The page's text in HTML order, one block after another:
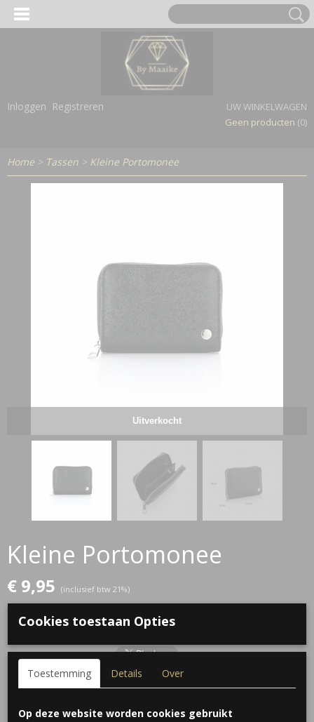
Inloggen Registreren
UW WINKELWAGEN
Geen producten (0)
Home > Tassen > Kleine Portomonee
Uitverkocht
Kleine Portomonee
€ 9,95 (inclusief btw 21%)
Ook interessant
Cookies toestaan Opties
Toestemming Details Over
Op deze website worden cookies gebruikt